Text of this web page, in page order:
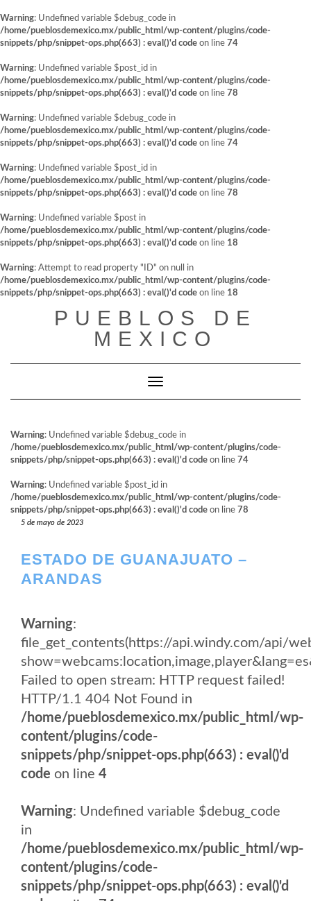
Warning: Undefined variable $debug_code in
/home/pueblosdemexico.mx/public_html/wp-content/plugins/code-
snippets/php/snippet-ops.php(663) : eval()'d code on line 74
Warning: Undefined variable $post_id in
/home/pueblosdemexico.mx/public_html/wp-content/plugins/code-
snippets/php/snippet-ops.php(663) : eval()'d code on line 78
Warning: Undefined variable $debug_code in
/home/pueblosdemexico.mx/public_html/wp-content/plugins/code-
snippets/php/snippet-ops.php(663) : eval()'d code on line 74
Warning: Undefined variable $post_id in
/home/pueblosdemexico.mx/public_html/wp-content/plugins/code-
snippets/php/snippet-ops.php(663) : eval()'d code on line 78
Warning: Undefined variable $post in
/home/pueblosdemexico.mx/public_html/wp-content/plugins/code-
snippets/php/snippet-ops.php(663) : eval()'d code on line 18
Warning: Attempt to read property "ID" on null in
/home/pueblosdemexico.mx/public_html/wp-content/plugins/code-
snippets/php/snippet-ops.php(663) : eval()'d code on line 18
PUEBLOS DE
MEXICO
Cambiar modo de navegación
Warning: Undefined variable $debug_code in
/home/pueblosdemexico.mx/public_html/wp-content/plugins/code-
snippets/php/snippet-ops.php(663) : eval()'d code on line 74
Warning: Undefined variable $post_id in
/home/pueblosdemexico.mx/public_html/wp-content/plugins/code-
snippets/php/snippet-ops.php(663) : eval()'d code on line 78
5 de mayo de 2023
ESTADO DE GUANAJUATO –
ARANDAS
Warning:
file_get_contents(https://api.windy.com/api/
Failed to open stream: HTTP request failed!
HTTP/1.1 404 Not Found in
/home/pueblosdemexico.mx/public_html/wp-
content/plugins/code-
snippets/php/snippet-ops.php(663) : eval()'d
code on line 4
Warning: Undefined variable $debug_code
in
/home/pueblosdemexico.mx/public_html/wp-
content/plugins/code-
snippets/php/snippet-ops.php(663) : eval()'d